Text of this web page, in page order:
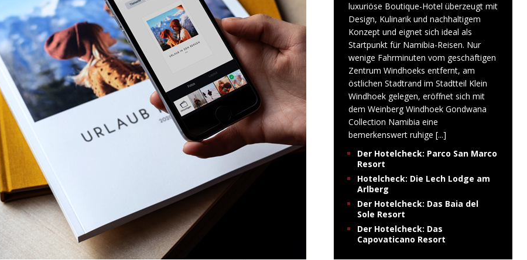
luxuriöse Boutique-Hotel überzeugt mit
Design, Kulinarik und nachhaltigem
Konzept und eignet sich ideal als
Startpunkt für Namibia-Reisen. Nur
wenige Fahrminuten vom geschäftigen
Zentrum Windhoeks entfernt, am
östlichen Stadtrand im Stadtteil Klein
Windhoek gelegen, eröffnet sich mit
dem Weinberg Windhoek Gondwana
Collection Namibia eine
bemerkenswert ruhige [...]
Der Hotelcheck: Parco San Marco
Resort
Hotelcheck: Die Lech Lodge am
Arlberg
Der Hotelcheck: Das Baia del
Sole Resort
Der Hotelcheck: Das
Capovaticano Resort